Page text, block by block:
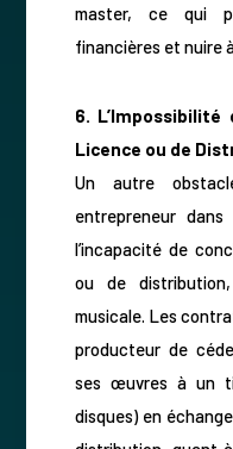
master, ce qui
financières et nuire
6.
Licence ou de
Un autre
entrepreneur
l’incapacité de
ou de
musicale. Les
producteur de
ses œuvres à un
disques) en